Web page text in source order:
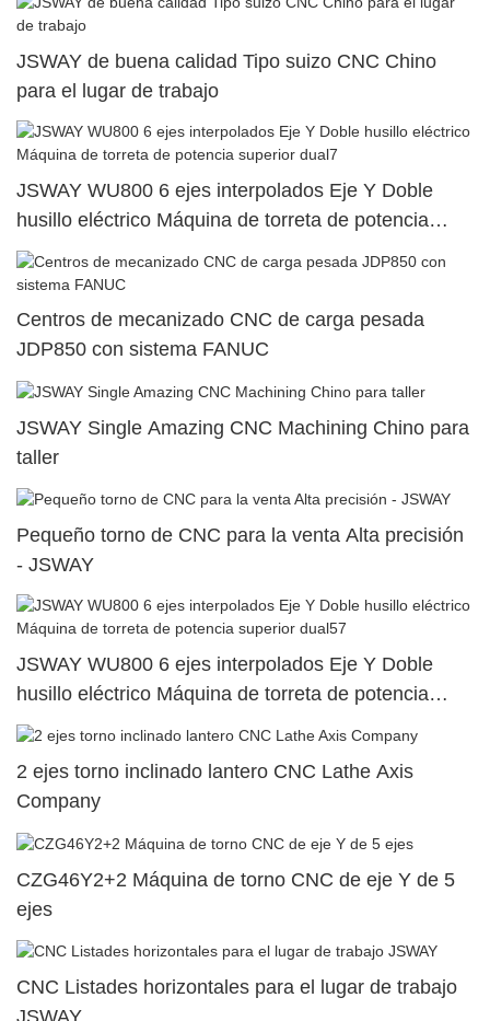
JSWAY de buena calidad Tipo suizo CNC Chino
para el lugar de trabajo
JSWAY WU800 6 ejes interpolados Eje Y Doble
husillo eléctrico Máquina de torreta de potencia
superior dual7
Centros de mecanizado CNC de carga pesada
JDP850 con sistema FANUC
JSWAY Single Amazing CNC Machining Chino para
taller
Pequeño torno de CNC para la venta Alta precisión
- JSWAY
JSWAY WU800 6 ejes interpolados Eje Y Doble
husillo eléctrico Máquina de torreta de potencia
superior dual57
2 ejes torno inclinado lantero CNC Lathe Axis
Company
CZG46Y2+2 Máquina de torno CNC de eje Y de 5
ejes
CNC Listades horizontales para el lugar de trabajo
JSWAY